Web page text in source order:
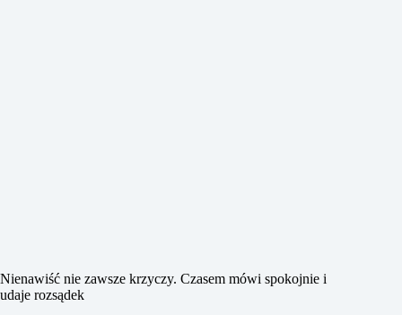
Nienawiść nie zawsze krzyczy. Czasem mówi spokojnie i
udaje rozsądek